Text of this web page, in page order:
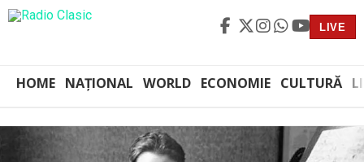
LIVE
HOME NAȚIONAL WORLD ECONOMIE CULTURĂ